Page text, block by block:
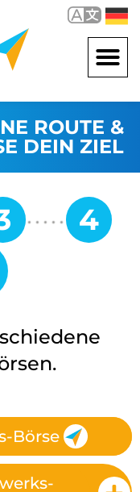
ROUTE &
DEIN ZIEL
Börse